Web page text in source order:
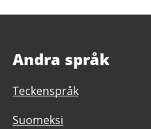
Andra språk
Teckenspråk
Suomeksi